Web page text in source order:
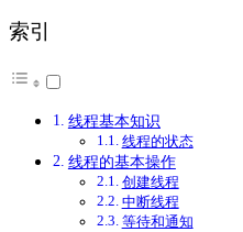
索引
线程基本知识
线程的状态
线程的基本操作
创建线程
中断线程
等待和通知